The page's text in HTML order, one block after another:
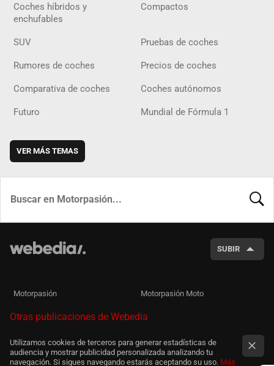
Coches híbridos y
enchufables
Compactos
SUV Pruebas de coches
Rumores de coches Precios de coches
Comparativa de coches Coches autónomos
Futuro Mundial de Fórmula 1
VER MÁS TEMAS
SUBIR
Motorpasión Motorpasión Moto
Otras publicaciones de Webedia
Utilizamos cookies de terceros para generar estadísticas de
audiencia y mostrar publicidad personalizada analizando tu
navegación. Si sigues navegando estarás aceptando su uso. Más